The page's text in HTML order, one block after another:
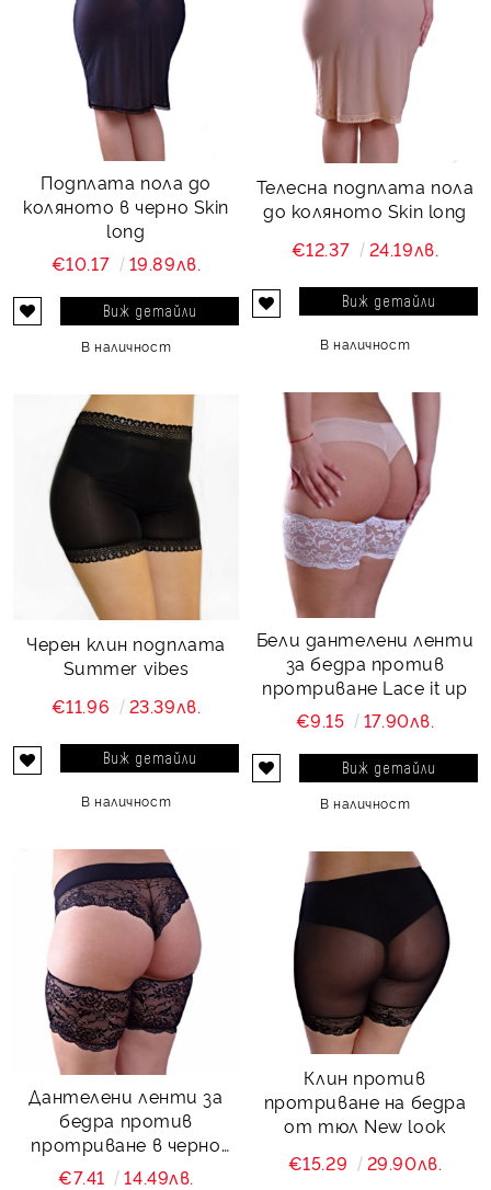
Подплата пола до
коляното в черно Skin
long
€10.17
19.89лв.
Виж детайли
В наличност
Телесна подплата пола
до коляното Skin long
€12.37
24.19лв.
Виж детайли
В наличност
Черен клин подплата
Summer vibes
€11.96
23.39лв.
Виж детайли
В наличност
Бели дантелени ленти
за бедра против
протриване Lace it up
€9.15
17.90лв.
Виж детайли
В наличност
Дантелени ленти за
бедра против
протриване в черно
Lace it up
€7.41 14.49лв.
Клин против
протриване на бедра
от тюл New look
€15.29
29.90лв.